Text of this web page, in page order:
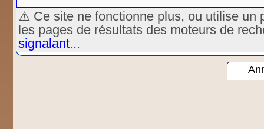
⚠️ Ce site ne fonctionne plus, ou utilise un
les pages de résultats des moteurs de
signalant...